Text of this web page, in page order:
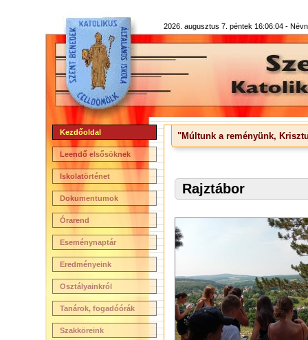
2026. augusztus 7. péntek 16:06:04 -
Kezdőoldal
Leendő elsősöknek
Iskolatörténet
Dokumentumok
Órarend
Eseménynaptár
Eredményeink
Osztályainkról
Tanárok, fogadóórák
Szakköreink
"Múltunk a reményünk,
Rajztábor